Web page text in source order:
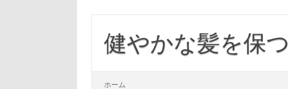
健やかな髪を保
ホーム